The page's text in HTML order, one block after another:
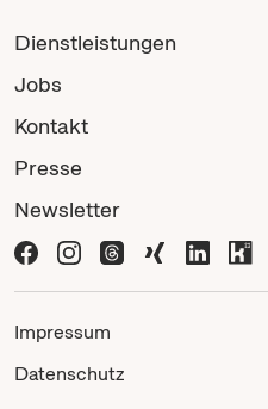
Dienstleistungen
Jobs
Kontakt
Presse
Newsletter
Impressum
Datenschutz